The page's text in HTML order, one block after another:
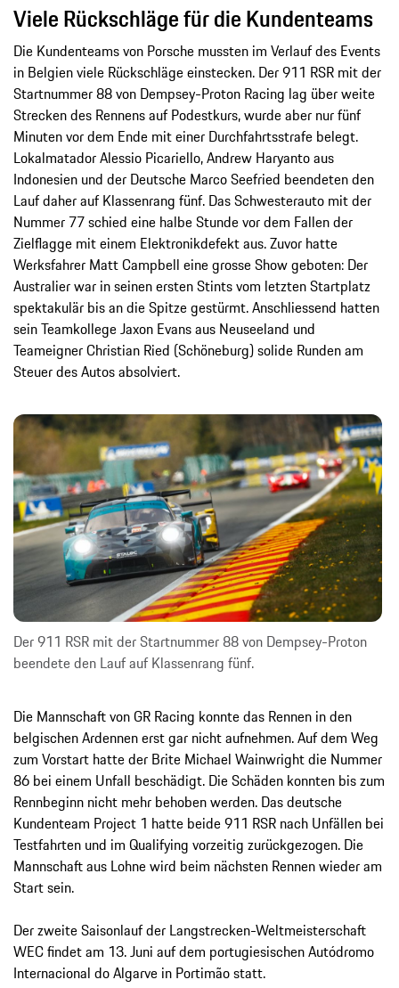
Viele Rückschläge für die Kundenteams
Die Kundenteams von Porsche mussten im Verlauf des Events
in Belgien viele Rückschläge einstecken. Der 911 RSR mit der
Startnummer 88 von Dempsey-Proton Racing lag über weite
Strecken des Rennens auf Podestkurs, wurde aber nur fünf
Minuten vor dem Ende mit einer Durchfahrtsstrafe belegt.
Lokalmatador Alessio Picariello, Andrew Haryanto aus
Indonesien und der Deutsche Marco Seefried beendeten den
Lauf daher auf Klassenrang fünf. Das Schwesterauto mit der
Nummer 77 schied eine halbe Stunde vor dem Fallen der
Zielflagge mit einem Elektronikdefekt aus. Zuvor hatte
Werksfahrer Matt Campbell eine grosse Show geboten: Der
Australier war in seinen ersten Stints vom letzten Startplatz
spektakulär bis an die Spitze gestürmt. Anschliessend hatten
sein Teamkollege Jaxon Evans aus Neuseeland und
Teameigner Christian Ried (Schöneburg) solide Runden am
Steuer des Autos absolviert.
Der 911 RSR mit der Startnummer 88 von Dempsey-Proton
beendete den Lauf auf Klassenrang fünf.
Die Mannschaft von GR Racing konnte das Rennen in den
belgischen Ardennen erst gar nicht aufnehmen. Auf dem Weg
zum Vorstart hatte der Brite Michael Wainwright die Nummer
86 bei einem Unfall beschädigt. Die Schäden konnten bis zum
Rennbeginn nicht mehr behoben werden. Das deutsche
Kundenteam Project 1 hatte beide 911 RSR nach Unfällen bei
Testfahrten und im Qualifying vorzeitig zurückgezogen. Die
Mannschaft aus Lohne wird beim nächsten Rennen wieder am
Start sein.
Der zweite Saisonlauf der Langstrecken-Weltmeisterschaft
WEC findet am 13. Juni auf dem portugiesischen Autódromo
Internacional do Algarve in Portimão statt.